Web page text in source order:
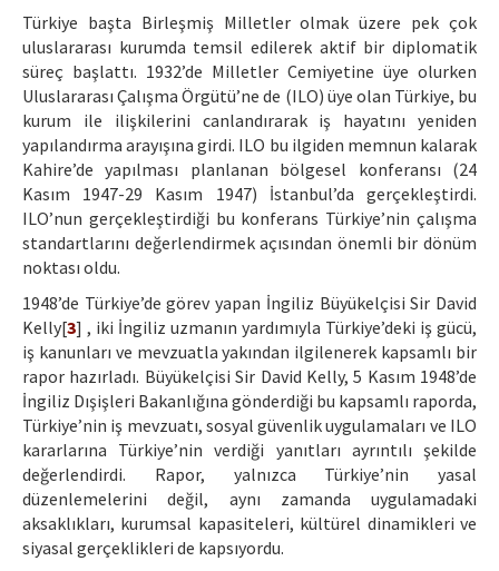
Türkiye başta Birleşmiş Milletler olmak üzere pek çok
uluslararası kurumda temsil edilerek aktif bir diplomatik
süreç başlattı. 1932’de Milletler Cemiyetine üye olurken
Uluslararası Çalışma Örgütü’ne de (ILO) üye olan Türkiye, bu
kurum ile ilişkilerini canlandırarak iş hayatını yeniden
yapılandırma arayışına girdi. ILO bu ilgiden memnun kalarak
Kahire’de yapılması planlanan bölgesel konferansı (24
Kasım 1947-29 Kasım 1947) İstanbul’da gerçekleştirdi.
ILO’nun gerçekleştirdiği bu konferans Türkiye’nin çalışma
standartlarını değerlendirmek açısından önemli bir dönüm
noktası oldu.
1948’de Türkiye’de görev yapan İngiliz Büyükelçisi Sir David
Kelly[3] , iki İngiliz uzmanın yardımıyla Türkiye’deki iş gücü,
iş kanunları ve mevzuatla yakından ilgilenerek kapsamlı bir
rapor hazırladı. Büyükelçisi Sir David Kelly, 5 Kasım 1948’de
İngiliz Dışişleri Bakanlığına gönderdiği bu kapsamlı raporda,
Türkiye’nin iş mevzuatı, sosyal güvenlik uygulamaları ve ILO
kararlarına Türkiye’nin verdiği yanıtları ayrıntılı şekilde
değerlendirdi. Rapor, yalnızca Türkiye’nin yasal
düzenlemelerini değil, aynı zamanda uygulamadaki
aksaklıkları, kurumsal kapasiteleri, kültürel dinamikleri ve
siyasal gerçeklikleri de kapsıyordu.